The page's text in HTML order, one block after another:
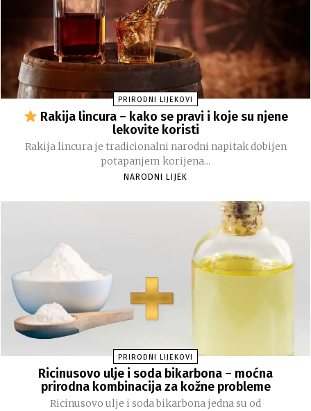
PRIRODNI LIJEKOVI
Rakija lincura – kako se pravi i koje su njene
lekovite koristi
Rakija lincura je tradicionalni narodni napitak dobijen
potapanjem korijena...
NARODNI LIJEK
PRIRODNI LIJEKOVI
Ricinusovo ulje i soda bikarbona – moćna
prirodna kombinacija za kožne probleme
Ricinusovo ulje i soda bikarbona jedna su od